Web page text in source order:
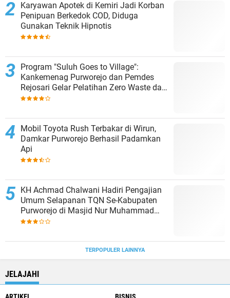
Karyawan Apotek di Kemiri Jadi Korban
Penipuan Berkedok COD, Diduga
Gunakan Teknik Hipnotis
Program "Suluh Goes to Village":
Kankemenag Purworejo dan Pemdes
Rejosari Gelar Pelatihan Zero Waste dan
Moderasi Beragama
Mobil Toyota Rush Terbakar di Wirun,
Damkar Purworejo Berhasil Padamkan
Api
KH Achmad Chalwani Hadiri Pengajian
Umum Selapanan TQN Se-Kabupaten
Purworejo di Masjid Nur Muhammad
Kroyolor
TERPOPULER LAINNYA
JELAJAHI